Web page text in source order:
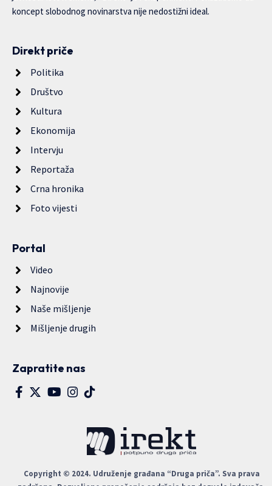
koncept slobodnog novinarstva nije nedostižni ideal.
Direkt priče
Politika
Društvo
Kultura
Ekonomija
Intervju
Reportaža
Crna hronika
Foto vijesti
Portal
Video
Najnovije
Naše mišljenje
Mišljenje drugih
Zapratite nas
Copyright © 2024. Udruženje građana “Druga priča”. Sva prava